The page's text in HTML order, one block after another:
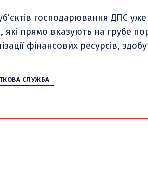
господарювання ДПС
які прямо вказують на грубе
фінансових ресурсів,
СЛУЖБА